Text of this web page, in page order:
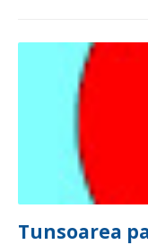
Tunsoarea